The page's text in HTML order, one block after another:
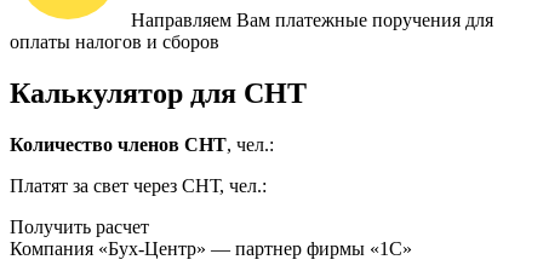
Направляем Вам платежные поручения для
оплаты налогов и сборов
Калькулятор для СНТ
Количество членов СНТ, чел.:
Платят за свет через СНТ, чел.:
Получить расчет
Компания «Бух-Центр» — партнер фирмы «1С»